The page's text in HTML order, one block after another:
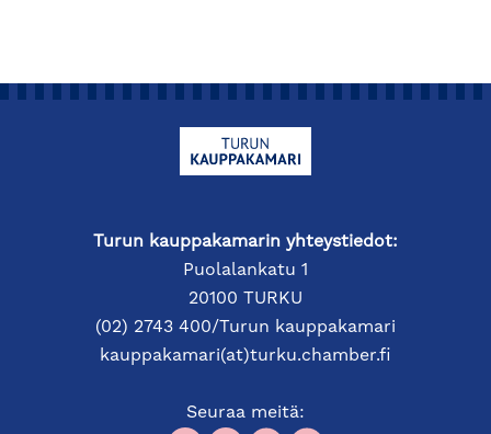
Turun kauppakamarin yhteystiedot:
Puolalankatu 1
20100 TURKU
(02) 2743 400/Turun kauppakamari
kauppakamari(at)turku.chamber.fi
Seuraa meitä: